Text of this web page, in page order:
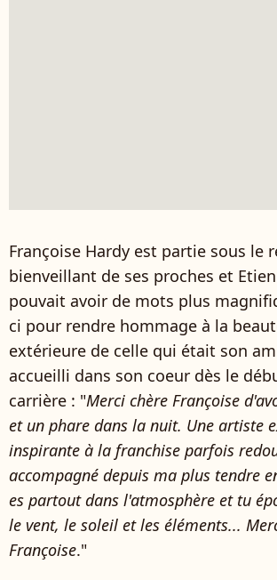
Françoise Hardy est partie sous le
bienveillant de ses proches et
pouvait avoir de mots plus
ci pour rendre hommage à la
extérieure de celle qui était son
accueilli dans son coeur dès le
carrière : "Merci chère Françoise
et un phare dans la nuit. Une artiste
inspirante à la franchise parfois
accompagné depuis ma plus tendre
es partout dans l'atmosphère et tu
le vent, le soleil et les éléments...
Françoise."